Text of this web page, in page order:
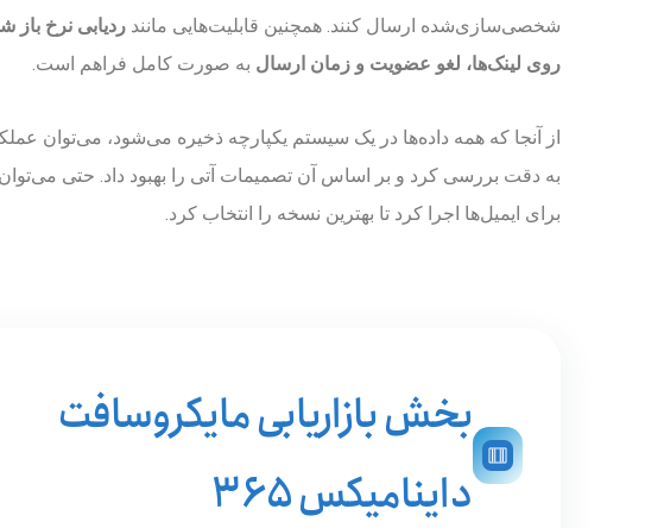
شخصی‌سازی‌شده ارسال کنند. همچنین قابلیت‌هایی مانندردیابی نرخ باز
روی لینک‌ها، لغو عضویت و زمان ارسال به صورت کامل فراهم است.
از آنجا که همه داده‌ها در یک سیستم یکپارچه ذخیره می‌شود، می‌توان
برای ایمیل‌ها اجرا کرد تا بهترین نسخه را انتخاب کرد.
بخش بازاریابی مایکروسافت
داینامیکس ۳۶۵